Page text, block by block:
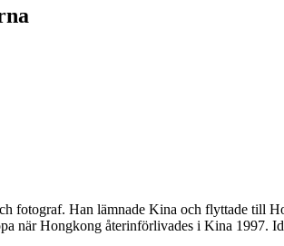
fotograf. Han lämnade Kina och flyttade till
när Hongkong återinförlivades i Kina 1997.